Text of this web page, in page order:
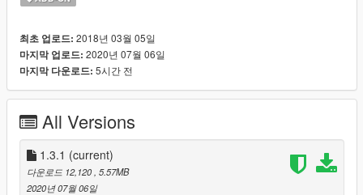
최초 업로드: 2018년 03월 05일
마지막 업로드: 2020년 07월 06일
마지막 다운로드: 5시간 전
All Versions
1.3.1 (current)
다운로드 12,120 , 5.57MB
2020년 07월 06일